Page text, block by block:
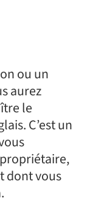
ou un
aurez
le
C’est un
dont vous